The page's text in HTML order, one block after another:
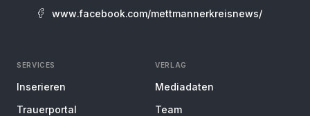
www.facebook.com/mettmannerkreisnews/
SERVICES
Inserieren
Trauerportal
VERLAG
Mediadaten
Team